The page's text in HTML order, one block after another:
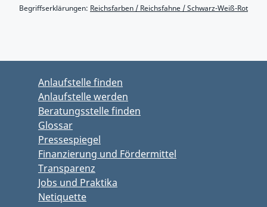
Begriffserklärungen: Reichsfarben / Reichsfahne / Schwarz-Weiß-Rot
Anlaufstelle finden
Anlaufstelle werden
Beratungsstelle finden
Glossar
Pressespiegel
Finanzierung und Fördermittel
Transparenz
Jobs und Praktika
Netiquette